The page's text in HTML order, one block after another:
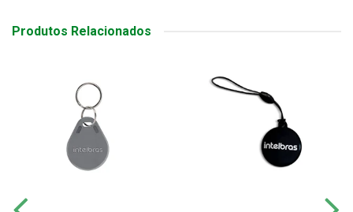
Produtos Relacionados